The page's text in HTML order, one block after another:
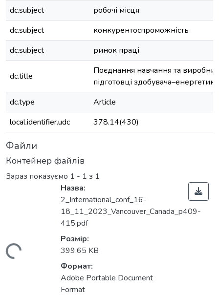
dc.subject
робочі місця
dc.subject
конкурентоспроможність
dc.subject
ринок праці
dc.title
Поєднання навчання та
підготовці
dc.type
Article
local.identifier.udc
378.14(430)
Файли
Контейнер файлів
Зараз показуємо 1 - 1 з 1
Назва:
2_International_conf_16-
18_11_2023_Vancouver_Canada_p409-
415.pdf
Розмір:
399.65 KB
Формат:
Adobe Portable Document
Format